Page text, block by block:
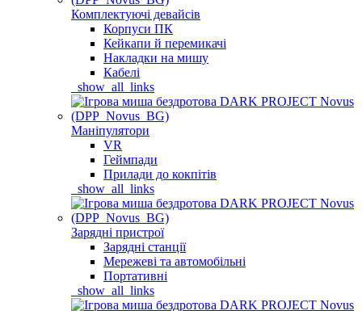
Комплектуючі девайсів
Корпуси ПК
Кейкапи й перемикачі
Накладки на мишу
Кабелі
_show_all_links
Маніпулятори
VR
Геймпади
Прилади до кокпітів
_show_all_links
Зарядні пристрої
Зарядні станції
Мережеві та автомобільні
Портативні
_show_all_links